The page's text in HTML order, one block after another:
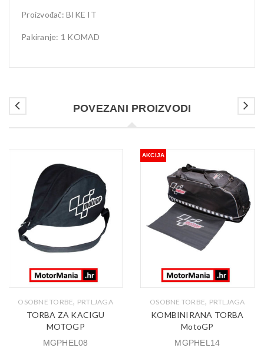
Proizvođač: BIKE IT
Pakiranje: 1 KOMAD
POVEZANI PROIZVODI
OSOBNE TORBE, PRTLJAGA
TORBA ZA KACIGU
MOTOGP
MGPHEL08
AKCIJA
OSOBNE TORBE, PRTLJAGA
KOMBINIRANA TORBA
MotoGP
MGPHEL14